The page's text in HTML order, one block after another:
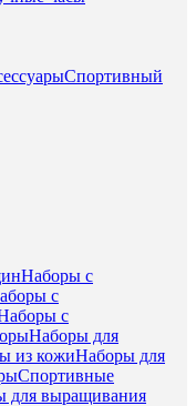
Спортивный
Наборы с
с
с
Наборы для
из кожиНаборы для
Спортивные
для выращивания